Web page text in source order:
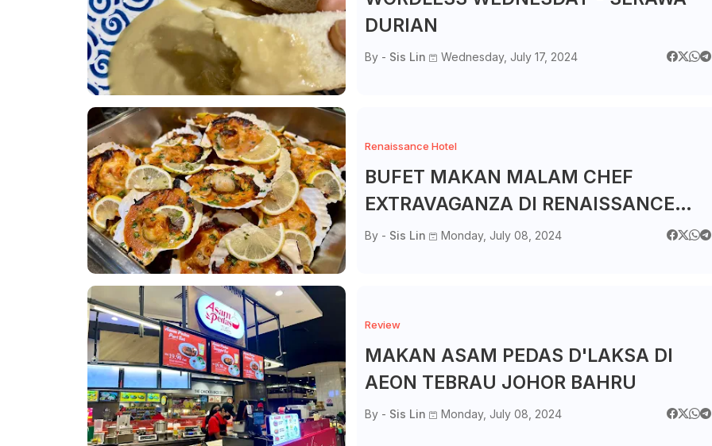
DURIAN
By - Sis Lin Wednesday, July 17, 2024
Renaissance Hotel
BUFET MAKAN MALAM CHEF
EXTRAVAGANZA DI RENAISSANCE
HOTEL MERIAH DENGAN PELBAGAI
By - Sis Lin Monday, July 08, 2024
Review
MAKAN ASAM PEDAS D'LAKSA DI
AEON TEBRAU JOHOR BAHRU
By - Sis Lin Monday, July 08, 2024